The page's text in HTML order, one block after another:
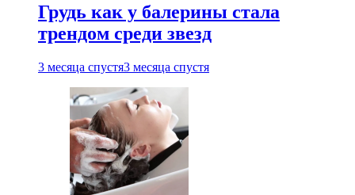
Грудь как у балерины стала
трендом среди звезд
3 месяца спустя3 месяца спустя